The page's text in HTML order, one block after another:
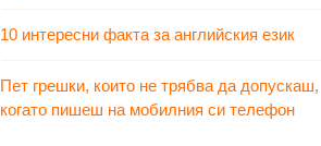
10 интересни факта за английския език
Пет грешки, които не трябва да допускаш,
когато пишеш на мобилния си телефон